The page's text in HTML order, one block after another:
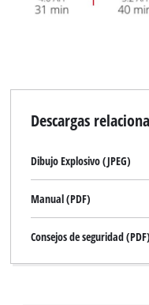
Descargas
Dibujo Explosivo (JPEG)
Manual (PDF)
Consejos de seguridad (PDF)